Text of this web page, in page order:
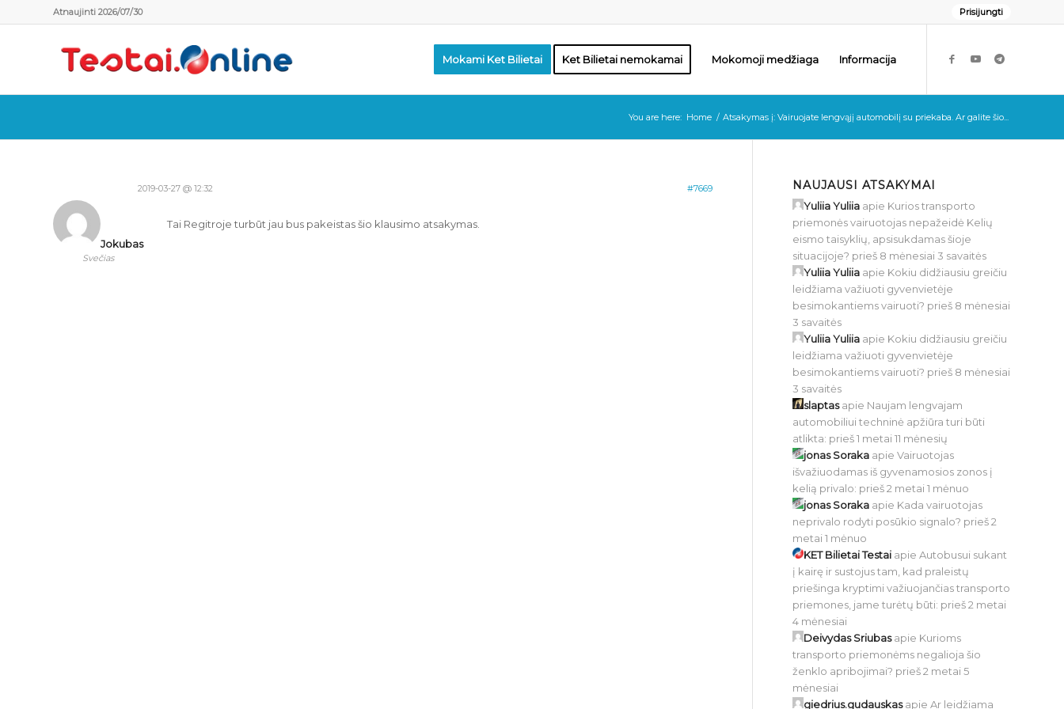
Prisijungti
Atnaujinti 2026/07/30
Mokami Ket Bilietai Ket Bilietai nemokamai Mokomoji medžiaga Informacija
You are here: Home / Atsakymas į: Vairuojate lengvąjį automobilį su priekaba. Ar galite šio...
2019-03-27 @ 12:32 #7669
Jokubas
Svečias
Tai Regitroje turbūt jau bus pakeistas šio klausimo atsakymas.
NAUJAUSI ATSAKYMAI
Yuliia Yuliia apie Kurios transporto
priemonės vairuotojas nepažeidė Kelių
eismo taisyklių, apsisukdamas šioje
situacijoje? prieš 8 mėnesiai 3 savaitės
Yuliia Yuliia apie Kokiu didžiausiu greičiu
leidžiama važiuoti gyvenvietėje
besimokantiems vairuoti? prieš 8 mėnesiai
3 savaitės
Yuliia Yuliia apie Kokiu didžiausiu greičiu
leidžiama važiuoti gyvenvietėje
besimokantiems vairuoti? prieš 8 mėnesiai
3 savaitės
slaptasapie Naujam lengvajam
automobiliui techninė apžiūra turi būti
atlikta: prieš 1 metai 11 mėnesių
jonas Soraka apieVairuotojas
išvažiuodamas iš gyvenamosios zonos į
kelią privalo: prieš 2 metai 1 mėnuo
jonas Soraka apie Kada vairuotojas
neprivalo rodyti posūkio signalo? prieš 2
metai 1 mėnuo
KET Bilietai Testai apieAutobusui sukant
į kairę ir sustojus tam, kad praleistų
priešinga kryptimi važiuojančias transporto
priemones, jame turėtų būti: prieš 2 metai
4 mėnesiai
Deivydas Sriubasapie Kurioms
transporto priemonėms negalioja šio
ženklo apribojimai? prieš 2 metai 5
mėnesiai
giedrius.gudauskasapieAr leidžiama